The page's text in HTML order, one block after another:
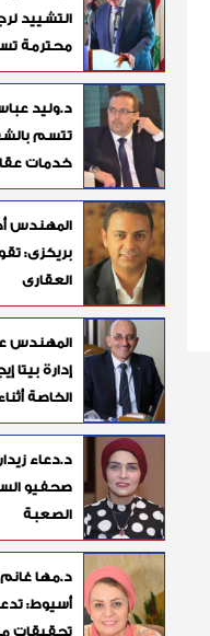
التشييد
محترمة
د.وليد
تتسم
خدمات
المهندس
بريكزى:
العقارى
المهندس
إدارة بيتا
الخاصة
د.دعاء
صحفيو
الصعبة
د.مها
أسيوط:
تحقيقات